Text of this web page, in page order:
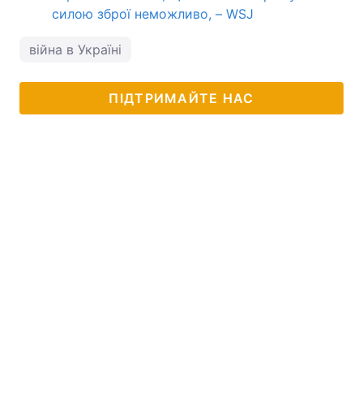
силою зброї неможливо, – WSJ
війна в Україні
ПІДТРИМАЙТЕ НАС